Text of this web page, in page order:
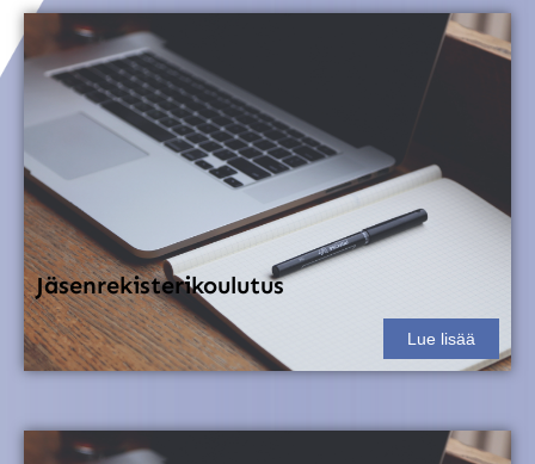
Jäsenrekisterikoulutus
Lue lisää